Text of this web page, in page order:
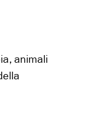
animali